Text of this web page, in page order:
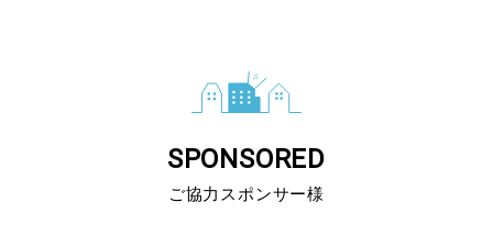
SPONSORED
ご協力スポンサー様